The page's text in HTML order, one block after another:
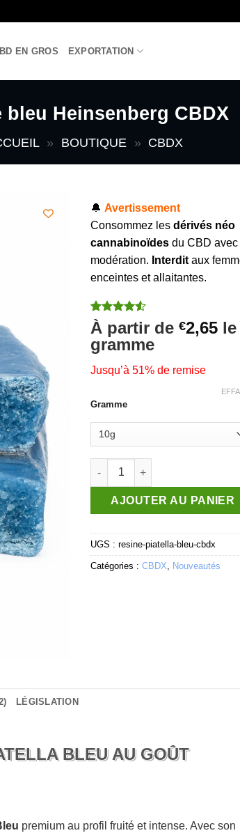
EN GROS EXPORTATION
bleu Heinsenberg CBDX
» BOUTIQUE » CBDX
🔔Avertissement
Consommez lesdérivés néo
cannabinoïdes du CBD avec
modération. Interdit aux
enceintes et allaitantes.
Noté 4.5
sur 5 basé
sur
2
notations
client
À partir de€2,65 le
gramme
Jusqu’à 51% de remise
Gramme
quantité de Résine bleu
AJOUTER AU PANIER
UGS :resine-piatella-bleu-cbdx
Catégories :CBDX, Nouveautés
LÉGISLATION
BLEU AU GOÛT
premium au profil fruité et intense. Avec son